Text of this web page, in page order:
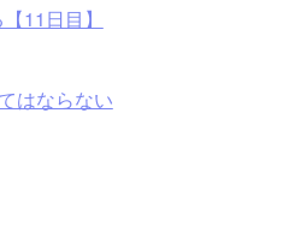
11日目】
はならない